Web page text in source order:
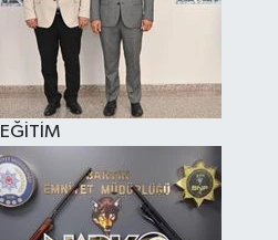
EĞİTİM
KÜLTÜR SANAT
MAGAZİN
SAĞLIK
SİYASET